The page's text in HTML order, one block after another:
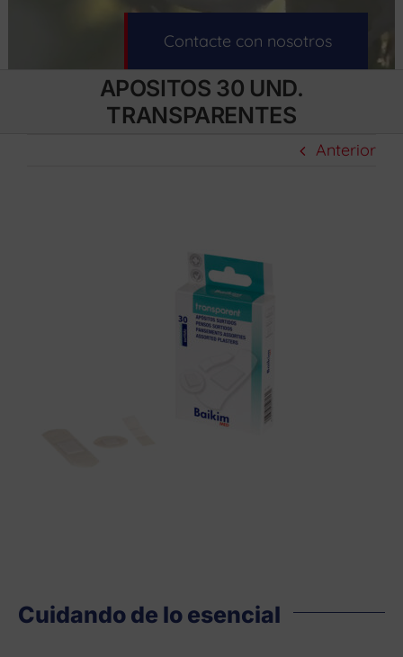
Contacte con nosotros
APOSITOS 30 UND.
TRANSPARENTES
Anterior
Cuidando de lo esencial